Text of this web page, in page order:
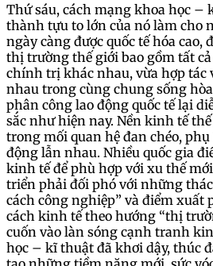
Thứ sáu, cách mạng khoa học
thành tựu to lớn của nó làm cho
ngày càng được quốc tế hóa
thị trường thế giới bao gồm tất cả
chính trị khác nhau, vừa hợp tác
nhau trong cùng chung sống
phân công lao động quốc tế lại
sắc như hiện nay. Nền kinh tế
trong mối quan hệ đan chéo,
động lẫn nhau. Nhiều quốc gia
kinh tế để phù hợp với xu thế
triển phải đối phó với những
cách công nghiệp” và điểm xuất
cách kinh tế theo hướng “thị
cuốn vào làn sóng cạnh tranh
học – kĩ thuật đã khơi dậy, thúc